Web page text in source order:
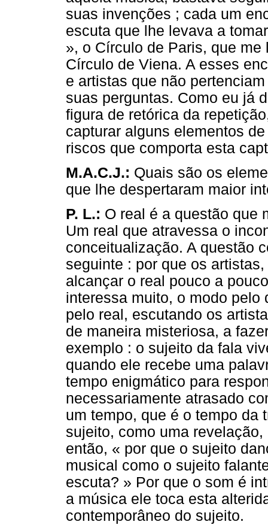
suas invenções ; cada um
escuta que lhe levava a
», o Círculo de Paris, que
Círculo de Viena. A esses
e artistas que não
suas perguntas. Como eu já
figura de retórica da
capturar alguns elementos
riscos que comporta esta
M.A.C.J.: Quais são os
que lhe despertaram maior
P. L.: O real é a questão que
Um real que atravessa o
conceitualização. A questão
seguinte : por que os
alcançar o real pouco a
interessa muito, o modo
pelo real, escutando os
de maneira misteriosa, a
exemplo : o sujeito da fala
quando ele recebe uma
tempo enigmático para
necessariamente atrasado
um tempo, que é o tempo da
sujeito, como uma
então, « por que o sujeito
musical como o sujeito
escuta? » Por que o som é
a música ele toca esta
contemporâneo do sujeito.